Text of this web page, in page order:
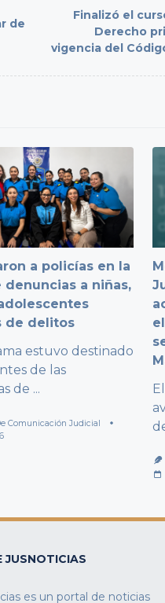
de
Finalizó el
Derecho
vigencia del
a policías en la
a niñas,
de delitos
estuvo destinado
de las
de ...
Comunicación Judicial
JUSNOTICIAS
es un portal de noticias